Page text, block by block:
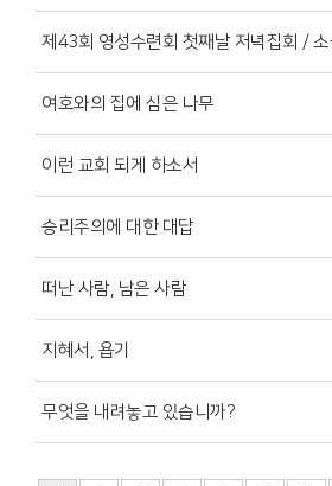
제43회 영성수련회 첫째날 저녁집회 /
여호와의 집에 심은 나무
이런 교회 되게 하소서
승리주의에 대한 대답
떠난 사람, 남은 사람
지혜서, 욥기
무엇을 내려놓고 있습니까?